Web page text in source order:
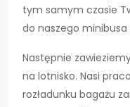
tym samym czasie
do naszego
Następnie
na lotnisko. Nasi
rozładunku bagażu